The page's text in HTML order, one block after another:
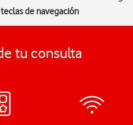
de navegación
tu consulta